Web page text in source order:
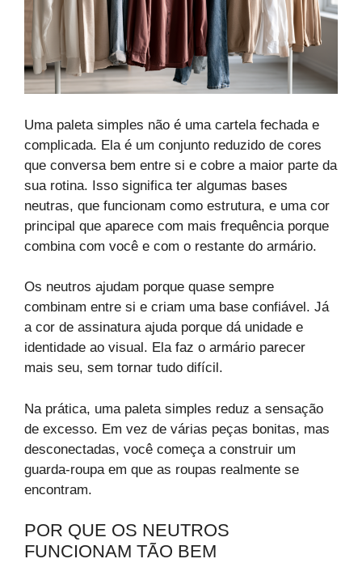
Uma paleta simples não é uma cartela fechada e
complicada. Ela é um conjunto reduzido de cores
que conversa bem entre si e cobre a maior parte da
sua rotina. Isso significa ter algumas bases
neutras, que funcionam como estrutura, e uma cor
principal que aparece com mais frequência porque
combina com você e com o restante do armário.
Os neutros ajudam porque quase sempre
combinam entre si e criam uma base confiável. Já
a cor de assinatura ajuda porque dá unidade e
identidade ao visual. Ela faz o armário parecer
mais seu, sem tornar tudo difícil.
Na prática, uma paleta simples reduz a sensação
de excesso. Em vez de várias peças bonitas, mas
desconectadas, você começa a construir um
guarda-roupa em que as roupas realmente se
encontram.
POR QUE OS NEUTROS
FUNCIONAM TÃO BEM